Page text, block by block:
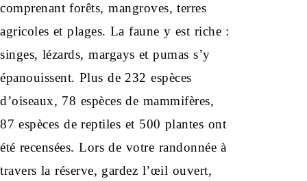
comprenant forêts, mangroves, terres
agricoles et plages. La faune y est riche :
singes, lézards, margays et pumas s’y
épanouissent. Plus de 232 espèces
d’oiseaux, 78 espèces de mammifères,
87 espèces de reptiles et 500 plantes ont
été recensées. Lors de votre randonnée à
travers la réserve, gardez l’œil ouvert,